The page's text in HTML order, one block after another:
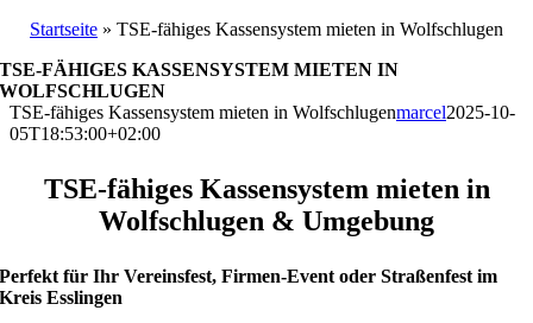
Startseite » TSE‑fähiges Kassensystem mieten in Wolfschlugen
TSE‑FÄHIGES KASSENSYSTEM MIETEN IN
WOLFSCHLUGEN
TSE‑fähiges Kassensystem mieten in Wolfschlugenmarcel2025-10-
05T18:53:00+02:00
TSE‑fähiges Kassensystem mieten in
Wolfschlugen & Umgebung
Perfekt für Ihr Vereinsfest, Firmen-Event oder Straßenfest im
Kreis Esslingen